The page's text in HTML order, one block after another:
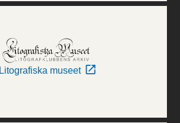
Litografiska museet